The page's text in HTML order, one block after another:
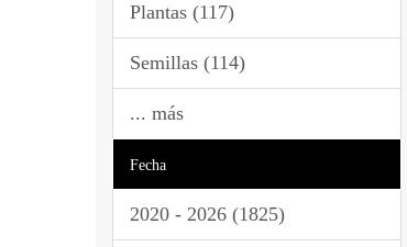
Plantas (117)
Semillas (114)
... más
Fecha
2020 - 2026 (1825)